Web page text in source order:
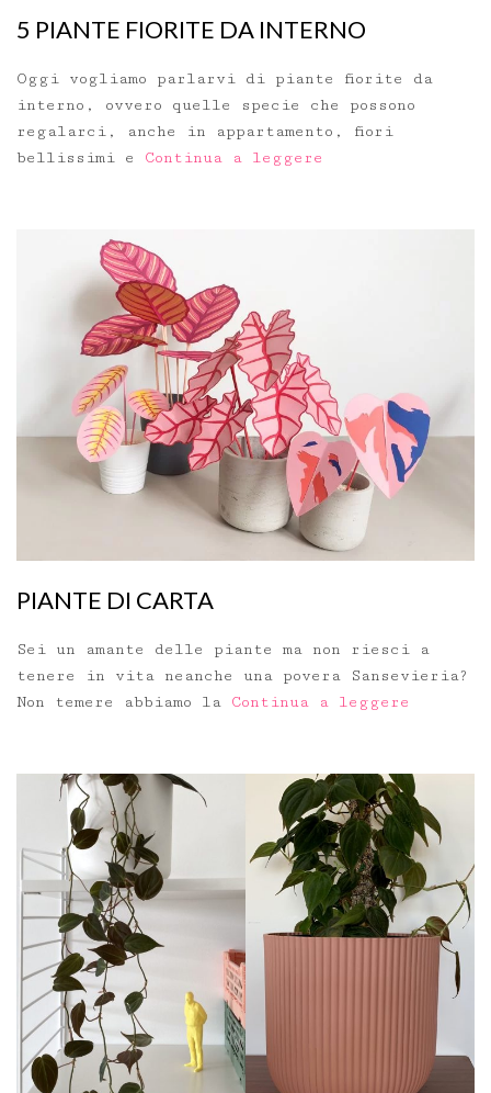
5 PIANTE FIORITE DA INTERNO
Oggi vogliamo parlarvi di piante fiorite da
interno, ovvero quelle specie che possono
regalarci, anche in appartamento, fiori
bellissimi e Continua a leggere
PIANTE DI CARTA
Sei un amante delle piante ma non riesci a
tenere in vita neanche una povera Sansevieria?
Non temere abbiamo la Continua a leggere